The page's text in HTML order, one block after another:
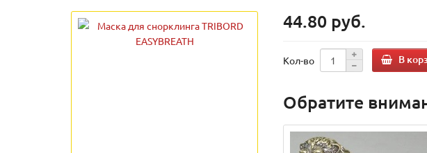
44.80 руб.
Кол-во В
Обратите